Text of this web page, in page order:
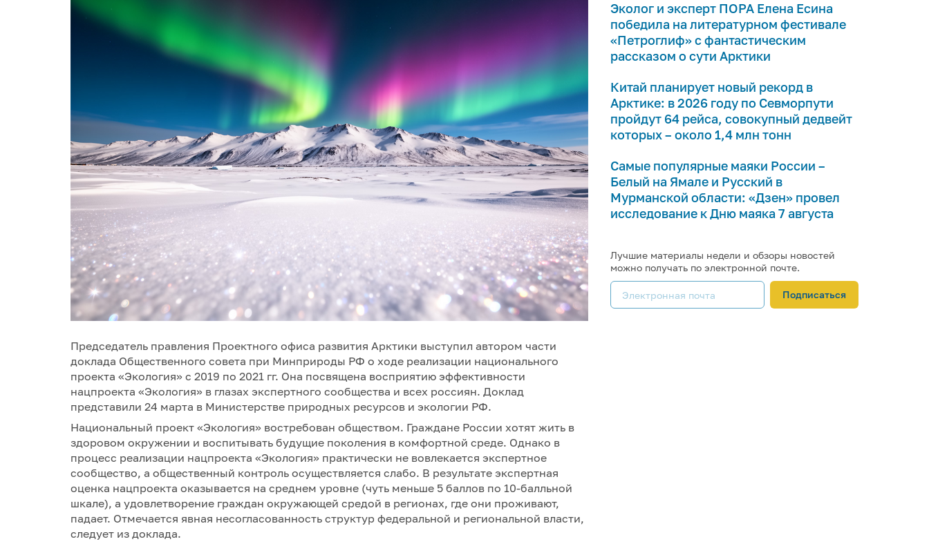
Председатель правления Проектного офиса развития Арктики выступил автором части
доклада Общественного совета при Минприроды РФ о ходе реализации национального
проекта «Экология» с 2019 по 2021 гг. Она посвящена восприятию эффективности
нацпроекта «Экология» в глазах экспертного сообщества и всех россиян. Доклад
представили 24 марта в Министерстве природных ресурсов и экологии РФ.
Национальный проект «Экология» востребован обществом. Граждане России хотят жить в
здоровом окружении и воспитывать будущие поколения в комфортной среде. Однако в
процесс реализации нацпроекта «Экология» практически не вовлекается экспертное
сообщество, а общественный контроль осуществляется слабо. В результате экспертная
оценка нацпроекта оказывается на среднем уровне (чуть меньше 5 баллов по 10-балльной
шкале), а удовлетворение граждан окружающей средой в регионах, где они проживают,
падает. Отмечается явная несогласованность структур федеральной и региональной власти,
следует из доклада.
Эколог и эксперт ПОРА Елена Есина
победила на литературном фестивале
«Петроглиф» с фантастическим
рассказом о сути Арктики
Китай планирует новый рекорд в
Арктике: в 2026 году по Севморпути
пройдут 64 рейса, совокупный дедвейт
которых – около 1,4 млн тонн
Самые популярные маяки России –
Белый на Ямале и Русский в
Мурманской области: «Дзен» провел
исследование к Дню маяка 7 августа
Лучшие материалы недели и обзоры новостей
можно получать по электронной почте.
Подписаться